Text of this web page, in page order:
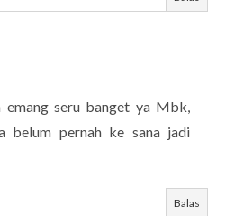
emang seru banget ya Mbk,
belum pernah ke sana jadi
Balas